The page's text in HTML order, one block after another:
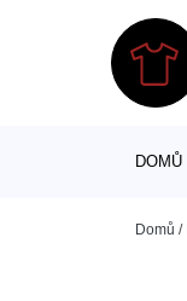
DOMŮ
Domů /